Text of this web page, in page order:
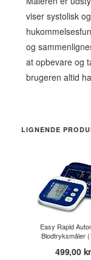
viser systolisk
og
at opbevare og
brugeren altid
LIGNENDE
Easy Rapid
Blodtryksmåler
499,00